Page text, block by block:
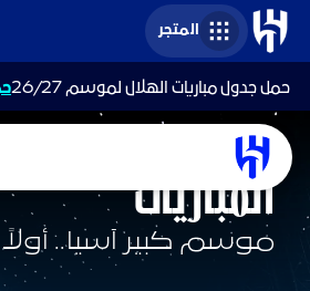
المتجر
حمل جدول مباريات الهلال لموسم 26/27
الفريق الأول - رجال
المباريات
موسم كبير آسيا.. أولاً